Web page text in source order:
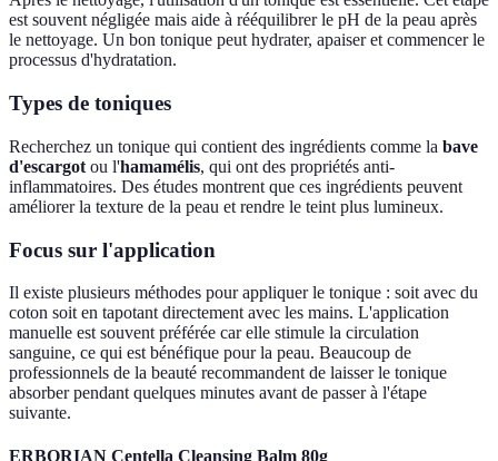
est souvent négligée mais aide à rééquilibrer le pH de la peau après
le nettoyage. Un bon tonique peut hydrater, apaiser et commencer le
processus d'hydratation.
Types de toniques
Recherchez un tonique qui contient des ingrédients comme la bave
d'escargot ou l'hamamélis, qui ont des propriétés anti-
inflammatoires. Des études montrent que ces ingrédients peuvent
améliorer la texture de la peau et rendre le teint plus lumineux.
Focus sur l'application
Il existe plusieurs méthodes pour appliquer le tonique : soit avec du
coton soit en tapotant directement avec les mains. L'application
manuelle est souvent préférée car elle stimule la circulation
sanguine, ce qui est bénéfique pour la peau. Beaucoup de
professionnels de la beauté recommandent de laisser le tonique
absorber pendant quelques minutes avant de passer à l'étape
suivante.
ERBORIAN Centella Cleansing Balm 80g